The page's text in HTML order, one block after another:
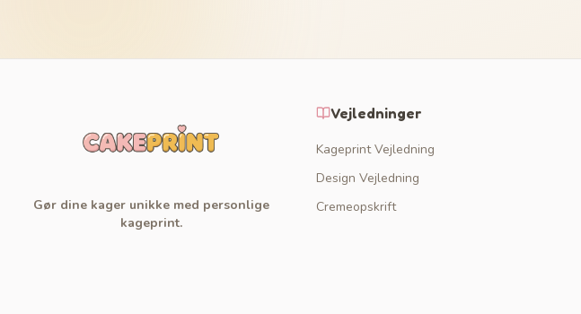
Gør dine kager unikke med personlige
kageprint.
Vejledninger
Kageprint Vejledning
Design Vejledning
Cremeopskrift